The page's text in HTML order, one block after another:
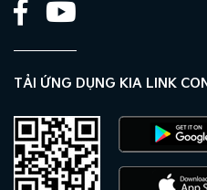
TẢI ỨNG DỤNG KIA LINK